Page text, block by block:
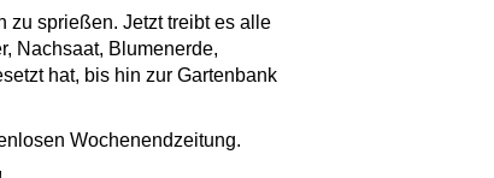
zu sprießen. Jetzt treibt es alle
Nachsaat, Blumenerde,
hat, bis hin zur Gartenbank
Wochenendzeitung.